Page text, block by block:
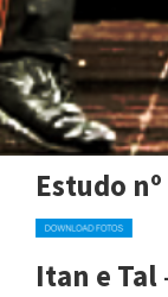
Estudo
Itan e Tal